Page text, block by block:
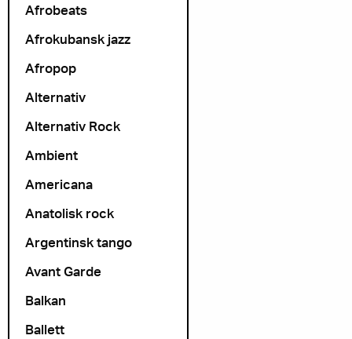
Afrobeats
Afrokubansk jazz
Afropop
Alternativ
Alternativ Rock
Ambient
Americana
Anatolisk rock
Argentinsk tango
Avant Garde
Balkan
Ballett